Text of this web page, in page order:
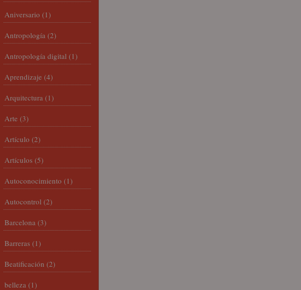
Aniversario (1)
Antropología (2)
Antropología digital (1)
Aprendizaje (4)
Arquitectura (1)
Arte (3)
Artículo (2)
Artículos (5)
Autoconocimiento (1)
Autocontrol (2)
Barcelona (3)
Barreras (1)
Beatificación (2)
belleza (1)